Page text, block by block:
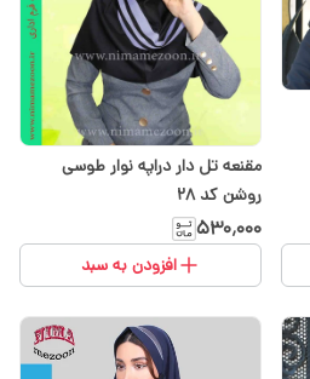
مقنعه تل دار دراپه نوار طوسی
روشن کد 28
۵۳۰٬۰۰۰
افزودن به سبد